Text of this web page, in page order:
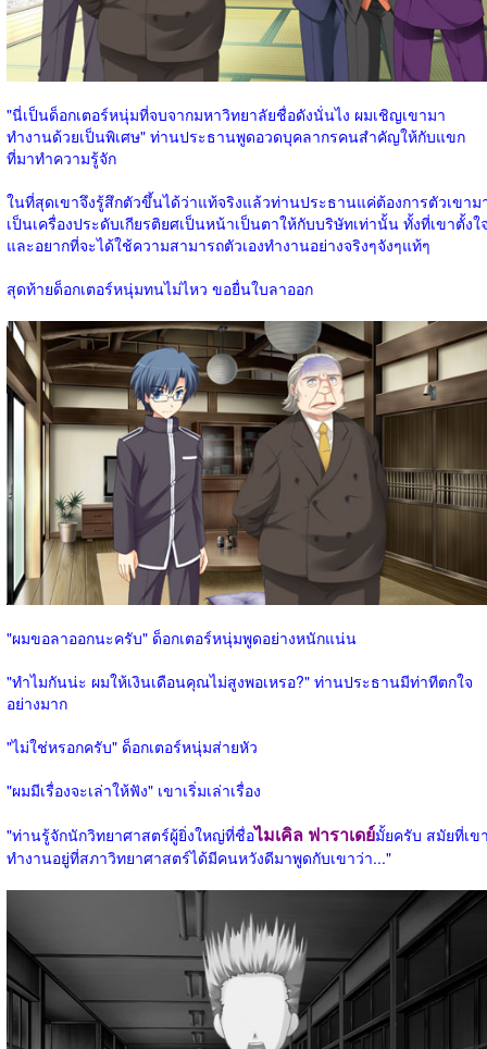
"นี่เป็นด็อกเตอร์หนุ่มที่จบจากมหาวิทยาลัยชื่อดังนั่นไง ผมเชิญเขามา
ทำงานด้วยเป็นพิเศษ" ท่านประธานพูดอวดบุคลากรคนสำคัญให้กับแขก
ที่มาทำความรู้จัก
ในที่สุดเขาจึงรู้สึกตัวขึ้นได้ว่าแท้จริงแล้วท่านประธานแค่ต้องการตัวเขาม
เป็นเครื่องประดับเกียรติยศเป็นหน้าเป็นตาให้กับบริษัทเท่านั้น ทั้งที่เขาตั้งใ
และอยากที่จะได้ใช้ความสามารถตัวเองทำงานอย่างจริงๆจังๆแท้ๆ
สุดท้ายด็อกเตอร์หนุ่มทนไม่ไหว ขอยื่นใบลาออก
"ผมขอลาออกนะครับ" ด็อกเตอร์หนุ่มพูดอย่างหนักแน่น
"ทำไมกันน่ะ ผมให้เงินเดือนคุณไม่สูงพอเหรอ?" ท่านประธานมีท่าทีตกใจ
อย่างมาก
"ไม่ใช่หรอกครับ" ด็อกเตอร์หนุ่มส่ายหัว
"ผมมีเรื่องจะเล่าให้ฟัง" เขาเริ่มเล่าเรื่อง
"ท่านรู้จักนักวิทยาศาสตร์ผู้ยิ่งใหญ่ที่ชื่อไมเคิล ฟาราเดย์มั้ยครับ สมัยที่เข
ทำงานอยู่ที่สภาวิทยาศาสตร์ได้มีคนหวังดีมาพูดกับเขาว่า..."